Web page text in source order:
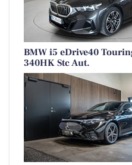
BMW i5 eDrive40
340HK Stc Aut.